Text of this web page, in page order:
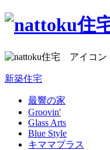
新築住宅
最響の家
Groovin'
Glass Arts
Blue Style
キママプラス